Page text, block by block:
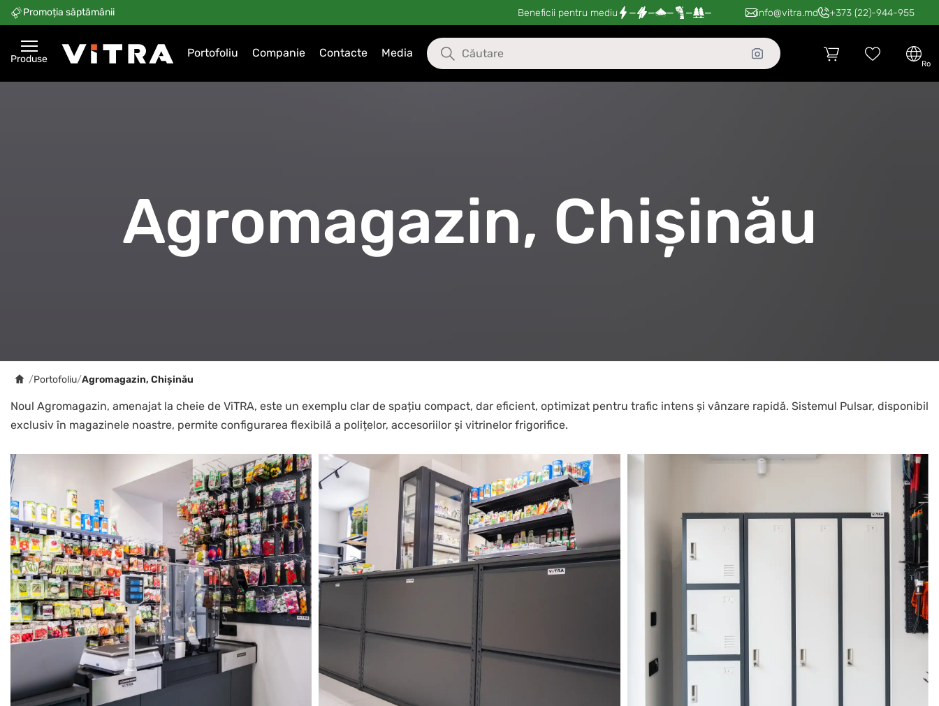
Promoția săptămânii Beneficii pentru mediu — — — — — info@vitra.md +373 (22)-944-955
Produse Portofoliu Companie Contacte Media
ro
Agromagazin, Chișinău
/Portofoliu/Agromagazin, Chișinău
Noul Agromagazin, amenajat la cheie de ViTRA, este un exemplu clar de spațiu compact, dar eficient, optimizat pentru trafic intens și vânzare rapidă. Sistemul Pulsar, disponibil
exclusiv în magazinele noastre, permite configurarea flexibilă a polițelor, accesoriilor și vitrinelor frigorifice.